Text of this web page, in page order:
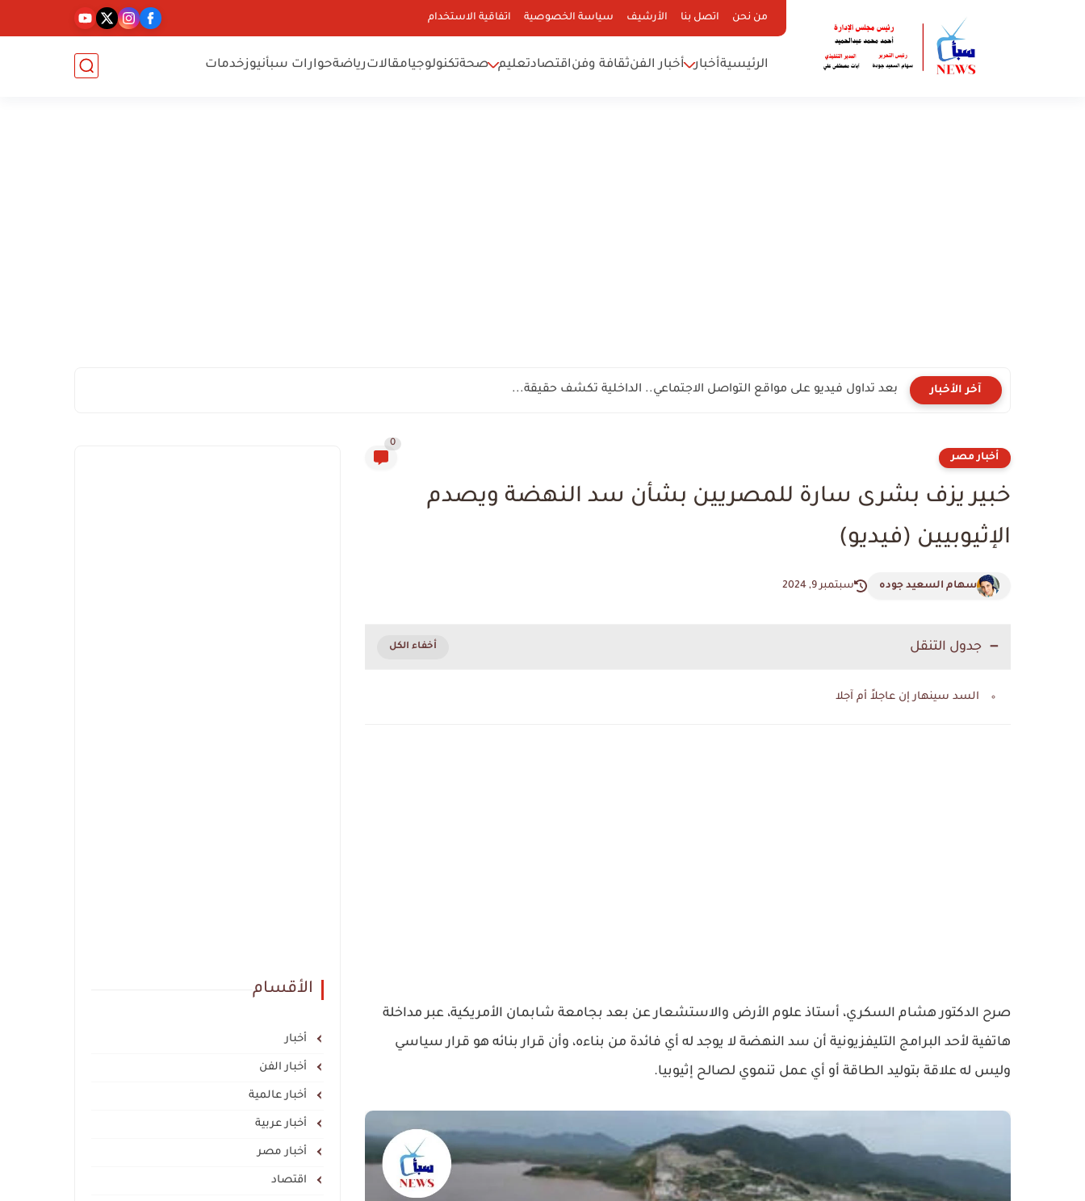
من نحن اتصل بنا الأرشيف سياسة الخصوصية اتفاقية الاستخدام
الرئيسيةأخبار أخبار الفنثقافة وفناقتصادتعليم صحةتكنولوجيامقالاترياضةحوارات سبأنيوزخدمات
آخر الأخبار بعد تداول فيديو على مواقع التواصل الاجتماعي.. الداخلية تكشف حقيقة...
أخبار مصر
0
خبير يزف بشرى سارة للمصريين بشأن سد النهضة ويصدم
الإثيوبيين (فيديو)
سهام السعيد جوده سبتمبر 9, 2024
جدول التنقل
السد سينهار إن عاجلاً أم آجلا
صرح الدكتور هشام السكري، أستاذ علوم الأرض والاستشعار عن بعد بجامعة شابمان الأمريكية، عبر مداخلة
هاتفية لأحد البرامج التليفزيونية أن سد النهضة لا يوجد له أي فائدة من بناءه، وأن قرار بنائه هو قرار سياسي
وليس له علاقة بتوليد الطاقة أو أي عمل تنموي لصالح إثيوبيا.
الأقسام
أخبار
أخبار الفن
أخبار عالمية
أخبار عربية
أخبار مصر
اقتصاد